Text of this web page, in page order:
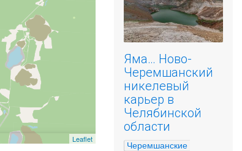
Leaflet
Яма… Ново-
Черемшанский
никелевый
карьер в
Челябинской
области
Черемшанские